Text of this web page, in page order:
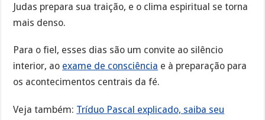
Judas prepara sua traição, e o clima espiritual se torna
mais denso.
Para o fiel, esses dias são um convite ao silêncio
interior, ao exame de consciência e à preparação para
os acontecimentos centrais da fé.
Veja também: Tríduo Pascal explicado, saiba seu